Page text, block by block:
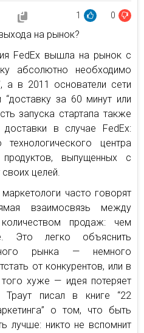
1 0
на рынок?
FedEx вышла на рынок с
абсолютно необходимо
а в 2011 основатели сети
за 60 минут или
запуска стартапа также
в случае FedEx:
центра
выпущенных с
целей.
часто говорят
взаимосвязь между
продаж: чем
Это легко объяснить
рынка — немного
от конкурентов, или в
хуже — идея потеряет
Траут писал в книге “22
о том, что быть
лучше: никто не вспомнит